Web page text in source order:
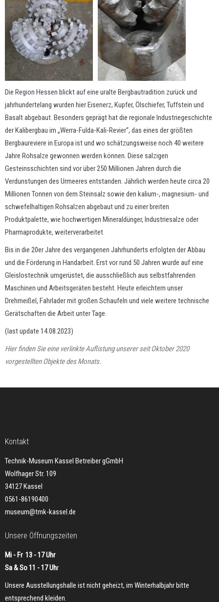
Die Region Hessen blickt auf eine uralte Bergbautradition zurück und
jahrhundertelang wurden hier Eisenerz, Kupfer, Ölschiefer, Tuffstein und
Basalt abgebaut. Besonders geprägt hat die regionale Industriegeschichte
der Kalibergbau im „Werra-Fulda-Kali-Revier“, das eines der größten
Bergbaureviere in Europa ist und wo schätzungsweise noch 40 weitere
Jahre Rohsalze gewonnen werden können. Diese salzigen
Gesteinsschichten sind vor über 250 Millionen Jahren durch die
Verdunstungen des Urmeeres entstanden. Jährlich werden heute circa 20
Millionen Tonnen von dem Steinsalz sowie den kalium-, magnesium- und
schwefelhaltigen Rohsalzen abgebaut und zu einer breiten
Produktpalette, wie hochwertigen Mineraldünger, Industriesalze oder
Pharmaprodukte, weiterverarbeitet.
Bis in die 20er Jahre des vergangenen Jahrhunderts erfolgten der Abbau
und die Förderung in Handarbeit. Erst vor rund 50 Jahren wurde auf eine
Gleislostechnik umgerüstet, die ausschließlich aus selbstfahrenden
Maschinen und Arbeitsgeräten besteht. Heute erleichtern unser
Drehmeißel, Fahrlader mit großen Schaufeln und viele weitere technische
Gerätschaften die Arbeit unter Tage.
(last update 14.08.2023)
Hier finden Sie eine verlinkte Auflistung unserer seit Oktober 2020
vorgestellten Objekte des Monats.
Kontakt
Technik-Museum Kassel Betreiber gGmbH
Wolfhager Str. 109
34127 Kassel
0561-86190400
museum@tmk-kassel.de
Unsere Öffnungszeiten
Mi - Fr 13 - 17 Uhr
Sa & So 11 - 17 Uhr
Unsere Ausstellungshalle ist nicht geheizt, im Winterhalbjahr bitte
entsprechend kleiden.